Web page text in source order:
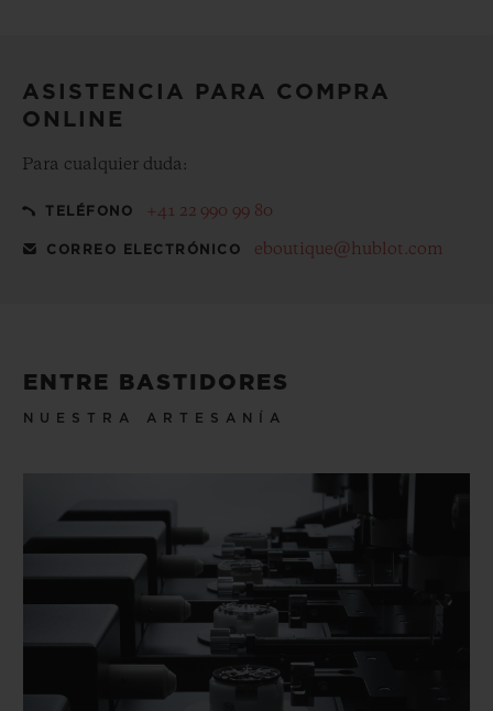
ASISTENCIA PARA COMPRA
ONLINE
Para cualquier duda:
TELÉFONO +41 22 990 99 80
CORREO ELECTRÓNICO eboutique@hublot.com
ENTRE BASTIDORES
NUESTRA ARTESANÍA